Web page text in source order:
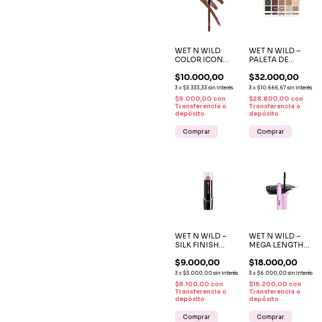
WET N WILD
COLOR ICON
- Chestnut
$10.000,00
3 x $3.333,33 sin interés
$9.000,00 con
Transferencia o
depósito
WET N WILD –
PALETA DE
COLOR ICON 10
PAN
EYESHADOW
$32.000,00
3 x $10.666,67 sin interés
$28.800,00 con
Transferencia o
depósito
WET N WILD –
SILK FINISH
YOU BE WITH ME
LABIAL
CREMOSO
$9.000,00
3 x $3.000,00 sin interés
$8.100,00 con
Transferencia o
depósito
WET N WILD –
MEGA LENGTH
MASCARA
NEGRO INTENSO
$18.000,00
3 x $6.000,00 sin interés
$16.200,00 con
Transferencia o
depósito